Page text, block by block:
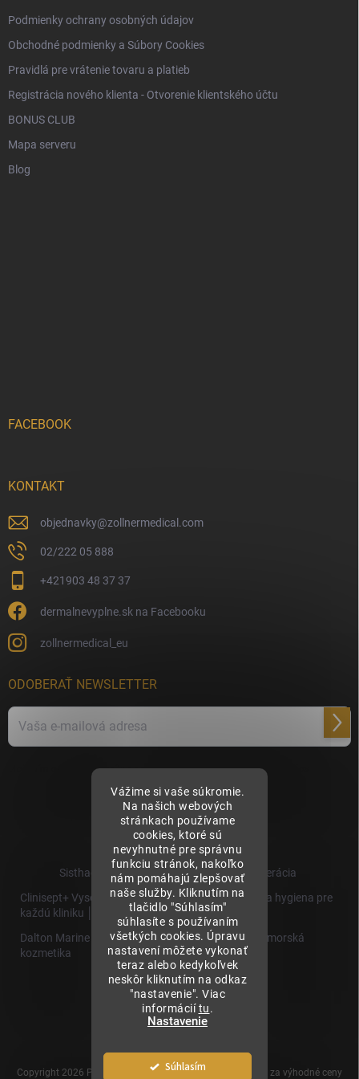
Vážime si vaše súkromie.
Na našich webových
stránkach používame
cookies, ktoré sú
nevyhnutné pre správnu
funkciu stránok, nakoľko
nám pomáhajú zlepšovať
naše služby. Kliknutím na
tlačidlo "Súhlasím"
súhlasíte s používaním
všetkých cookies. Úpravu
nastavení môžete vykonať
teraz alebo kedykoľvek
neskôr kliknutím na odkaz
"nastavenie". Viac
informáciítu.
Nastavenie
Súhlasím
Podmienky ochrany osobných údajov
Obchodné podmienky a Súbory Cookies
Pravidlá pre vrátenie tovaru a platieb
Registrácia nového klienta - Otvorenie klientského účtu
BONUS CLUB
Mapa serveru
Blog
FACEBOOK
KONTAKT
objednavky@zollnermedical.com
02/222 05 888
+421903 48 37 37
dermalnevyplne.sk na Facebooku
zollnermedical_eu
ODOBERAŤ NEWSLETTER
Vložením e-mailu súhlasíte spodmienkami ochrany osobných údajov
sa
Sisthaema.sk - Skutočná Dermálna Regenerácia
Clinisept+ Vysoko účinné čistenie a antimikrobiálna hygiena pre
každú kliniku │
Dalton Marine Cosmetics - Kvalitná profesionálna morská
kozmetika
Sisthaema
Hevo T
│Skutočná
Biorevitalizácia
Copyright 2026 Prémiové produkty pre estetickú medicínu za výhodné ceny